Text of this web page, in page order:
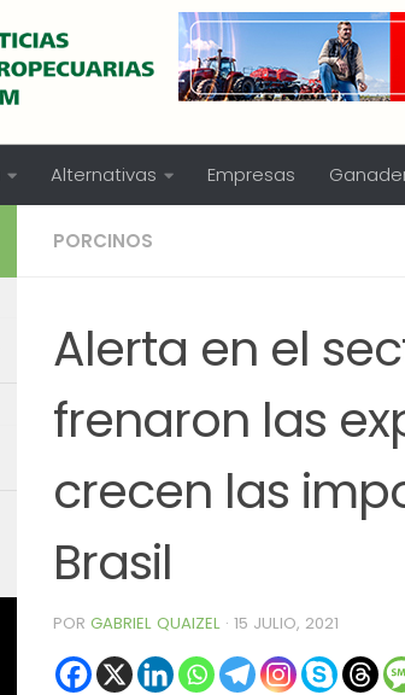
Alternativas Empresas
PORCINOS
Alerta en el
frenaron las
crecen las
Brasil
POR GABRIEL QUAIZEL · 15 JULIO, 2021